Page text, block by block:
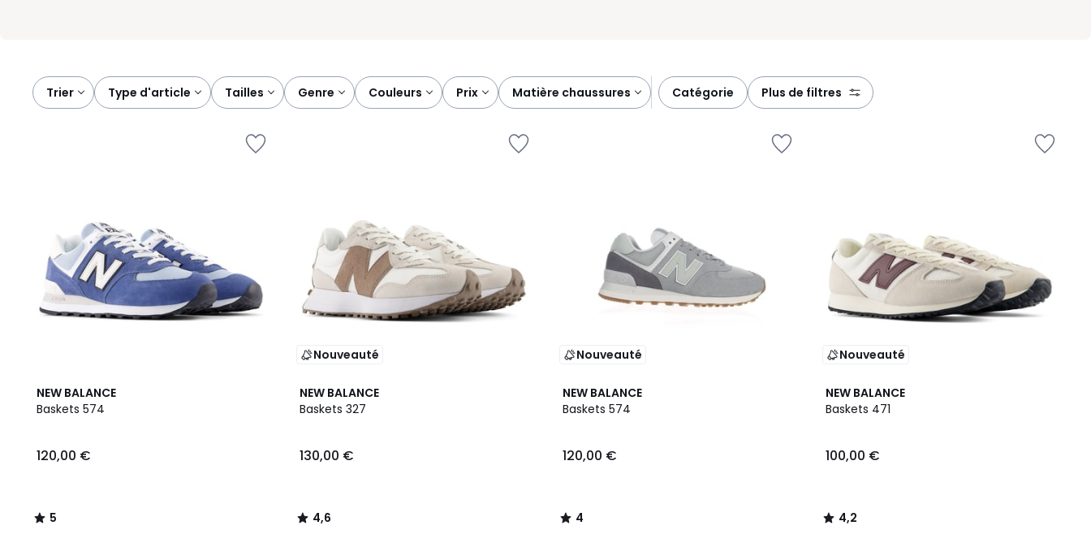
Trier type d'article tailles genre couleurs prix matière chaussures catégorie plus de filtres
NEW BALANCE
Baskets 574
€.
120,00 €
5
/
5
/
Nouveauté
NEW BALANCE
Baskets 327
130,00 €
4,6
/ 5
4,6
/
Nouveauté
NEW BALANCE
Baskets 574
120,00 €
4
/
4
/
Nouveauté
NEW BALANCE
Baskets 471
100,00 €
4,2
/ 5
4,2
/